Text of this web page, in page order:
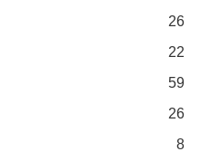
26
22
59
26
8